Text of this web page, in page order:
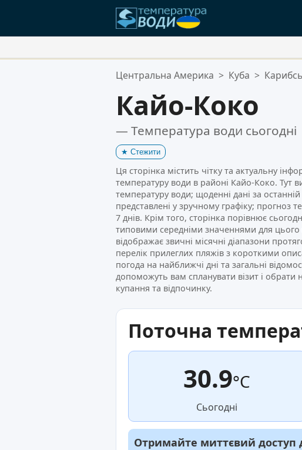
Ваші Улюблені Місця:
Центральна Америка > Куба >
Кайо-Коко
— Температура води сьогодні
★ Стежити
Ця сторінка містить чітку та актуальну
температуру води в районі Кайо-Коко. Тут
температуру води; щоденні дані за
представлені у зручному графіку; прогноз
7 днів. Крім того, сторінка порівнює
типовими середніми значеннями для цього
відображає звичні місячні діапазони
перелік прилеглих пляжів з короткими
погода на найближчі дні та загальні
допоможуть вам спланувати візит і обрати
купання та відпочинку.
Поточна
30.9°C
Сьогодні
Отримайте миттєвий доступ